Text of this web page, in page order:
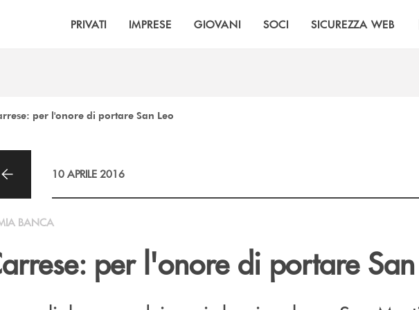
PRIVATI IMPRESE GIOVANI SOCI SICUREZZA WEB
per l'onore di portare San Leo
10 APRILE 2016
BANCA
per l'onore di portare